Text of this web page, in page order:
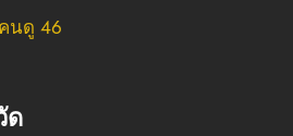
นดู 46
ด